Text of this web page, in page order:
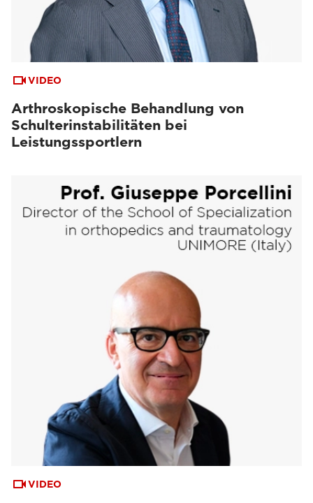
VIDEO
Arthroskopische Behandlung von
Schulterinstabilitäten bei
Leistungssportlern
VIDEO